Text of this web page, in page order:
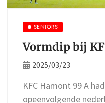
SENIORS
Vormdip bij
2025/03/23
KFC Hamont 99 A
opeenvolgende